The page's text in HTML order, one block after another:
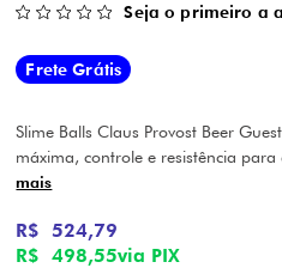
Seja o primeiro a
Frete Grátis
Slime Balls Claus Provost Beer
máxima, controle e resistência
mais
R$ 498,55via PIX
R$ 524,79